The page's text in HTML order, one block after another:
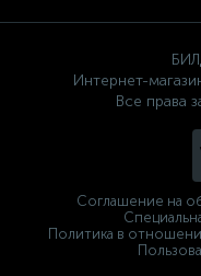
Интернет-
Все права
Соглашение на
Политика в